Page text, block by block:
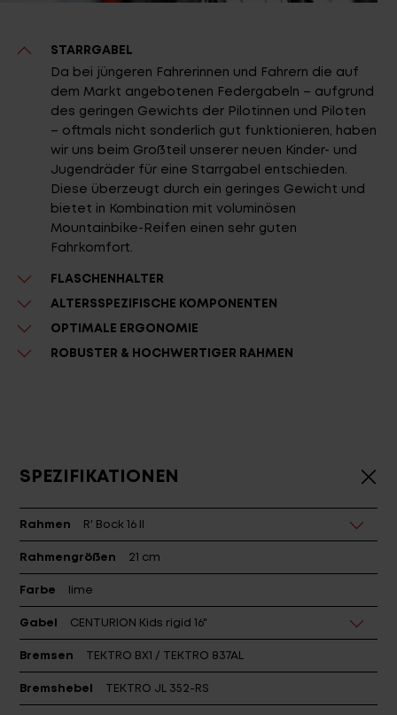
STARRGABEL
Da bei jüngeren Fahrerinnen und Fahrern die auf
dem Markt angebotenen Federgabeln – aufgrund
des geringen Gewichts der Pilotinnen und Piloten
– oftmals nicht sonderlich gut funktionieren, haben
wir uns beim Großteil unserer neuen Kinder- und
Jugendräder für eine Starrgabel entschieden.
Diese überzeugt durch ein geringes Gewicht und
bietet in Kombination mit voluminösen
Mountainbike-Reifen einen sehr guten
Fahrkomfort.
FLASCHENHALTER
ALTERSSPEZIFISCHE KOMPONENTEN
OPTIMALE ERGONOMIE
ROBUSTER & HOCHWERTIGER RAHMEN
SPEZIFIKATIONEN
Rahmen R' Bock 16 II
Rahmengrößen 21 cm
Farbe lime
Gabel CENTURION Kids rigid 16"
Bremsen TEKTRO BX1 / TEKTRO 837AL
Bremshebel TEKTRO JL 352-RS